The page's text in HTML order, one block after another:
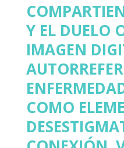
Y EL DUELO
IMAGEN
COMO